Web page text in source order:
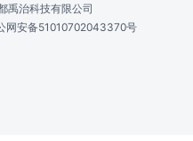
治科技有限公司
网安备51010702043370号